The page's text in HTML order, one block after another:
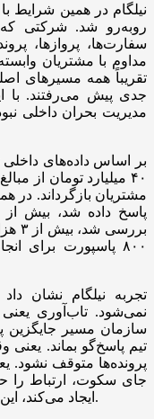
نیلگام در همین شرایط
روبه‌رو شد. شرکتی که
سفارت‌ها، پروازها،
مداوم با مشتریان
تقریباً همه مسیرهای
جدی پیش می‌رفتند. با
مدیریت بحران داخلی
بر اساس داده‌های داخلی
۴۰ میلیارد تومان از
۸۰۰ پاسپورت برای
تجربه نیلگام نشان
نمی‌شود. تاب‌آوری
سازمان مسیر جایگزین
تیم پاسخ‌گو بماند. یعنی
پرونده‌ها متوقف
جای سکوت، ارتباط را
ایجاد می‌کند، این فشار تا حد ممکن به مشتری منتقل نشود.